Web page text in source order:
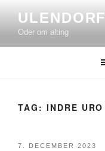
content
ULENDORF
Oder om alting
TAG: INDRE URO
POSTED
7. DECEMBER 2023